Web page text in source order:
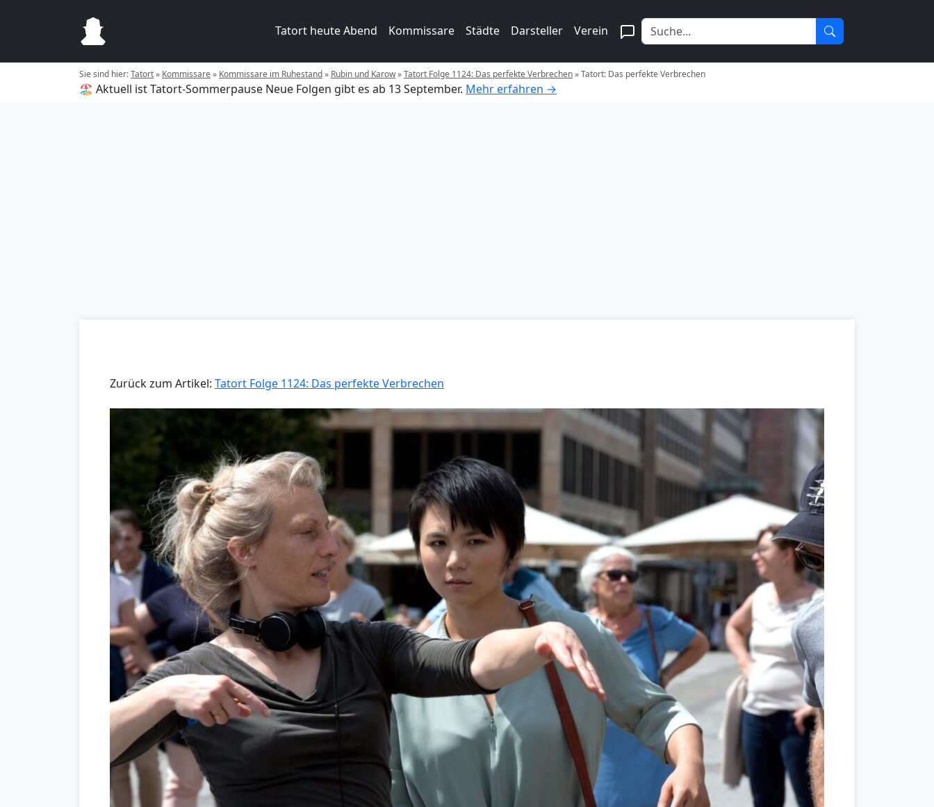
Tatort heute Abend Kommissare Städte Darsteller Verein
Sie sind hier:Tatort» Kommissare» Kommissare im Ruhestand» Rubin und Karow»Tatort Folge 1124: Das perfekte Verbrechen»Tatort: Das perfekte Verbrechen
🏖️ Aktuell ist Tatort-Sommerpause Neue Folgen gibt es ab 13 September. Mehr erfahren →
Zurück zum Artikel: Tatort Folge 1124: Das perfekte Verbrechen